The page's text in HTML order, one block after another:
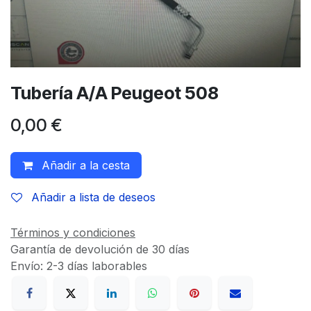
Tubería A/A Peugeot 508
0,00 €
Añadir a la cesta
Añadir a lista de deseos
Términos y condiciones
Garantía de devolución de 30 días
Envío: 2-3 días laborables